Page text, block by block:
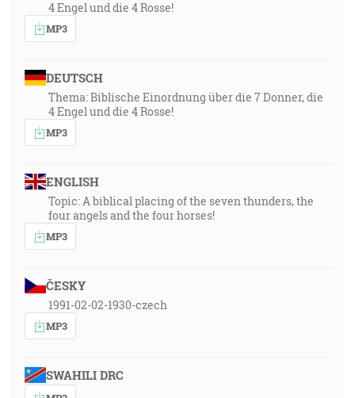
4 Engel und die 4 Rosse!
MP3
DEUTSCH
Thema: Biblische Einordnung über die 7 Donner, die
4 Engel und die 4 Rosse!
MP3
ENGLISH
Topic: A biblical placing of the seven thunders, the
four angels and the four horses!
MP3
ČESKY
1991-02-02-1930-czech
MP3
SWAHILI DRC